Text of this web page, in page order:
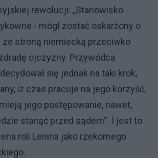
rewolucji: ,,Stanowisko
- mógł zostać oskarżony o
ze stroną niemiecką przeciwko
ojczyzny. Przywódca
się jednak na taki krok,
iż czas pracuje na jego korzyść,
jego postępowanie, nawet,
stanąć przed sądem''. I jest to
roli Lenina jako rzekomego